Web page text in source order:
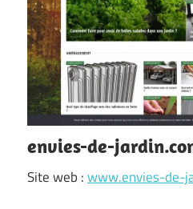
envies-de-
Site web :www.envies-de-